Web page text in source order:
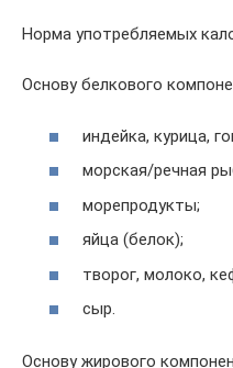
Норма употребляемых
Основу белкового
индейка, курица,
морская/речная
морепродукты;
яйца (белок);
творог, молоко,
сыр.
Основу жирового